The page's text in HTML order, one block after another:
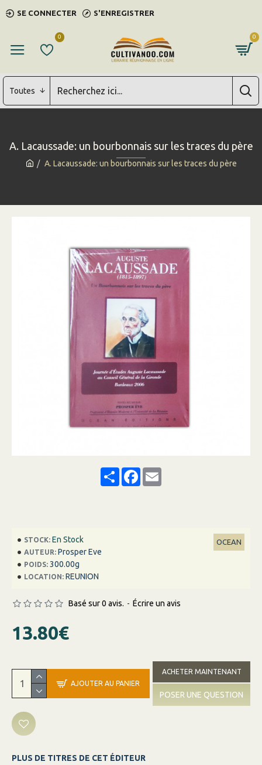
SE CONNECTER S'ENREGISTRER
0 0
Toutes
A. Lacaussade: un bourbonnais sur les traces du père
A. Lacaussade: un bourbonnais sur les traces du père
ShareFacebook
Email
STOCK: En Stock
AUTEUR: Prosper Eve
POIDS: 300.00g
LOCATION: REUNION
OCEAN
Basé sur 0 avis. - Écrire un avis
13.80€
AJOUTER AU PANIER
ACHETER MAINTENANT
POSER UNE QUESTION
PLUS DE TITRES DE CET ÉDITEUR